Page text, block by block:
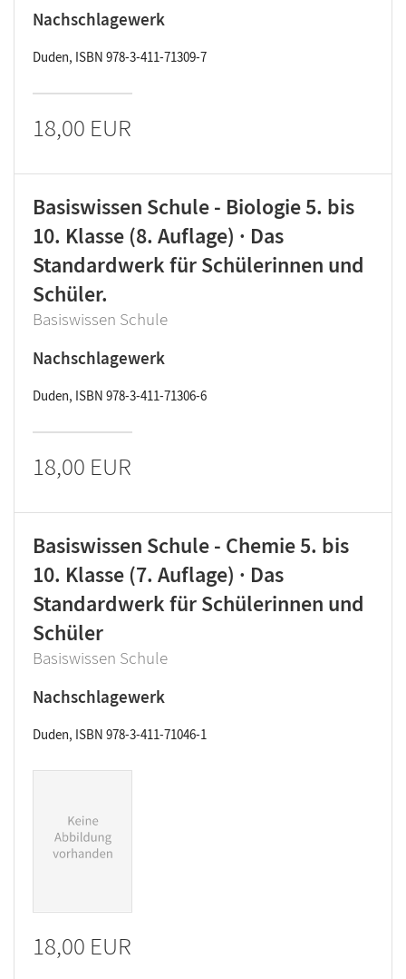
Nachschlagewerk
Duden, ISBN 978-3-411-71309-7
18,00 EUR
Basiswissen Schule - Biologie 5. bis
10. Klasse (8. Auflage) · Das
Standardwerk für Schülerinnen und
Schüler.
Basiswissen Schule
Nachschlagewerk
Duden, ISBN 978-3-411-71306-6
18,00 EUR
Basiswissen Schule - Chemie 5. bis
10. Klasse (7. Auflage) · Das
Standardwerk für Schülerinnen und
Schüler
Basiswissen Schule
Nachschlagewerk
Duden, ISBN 978-3-411-71046-1
18,00 EUR